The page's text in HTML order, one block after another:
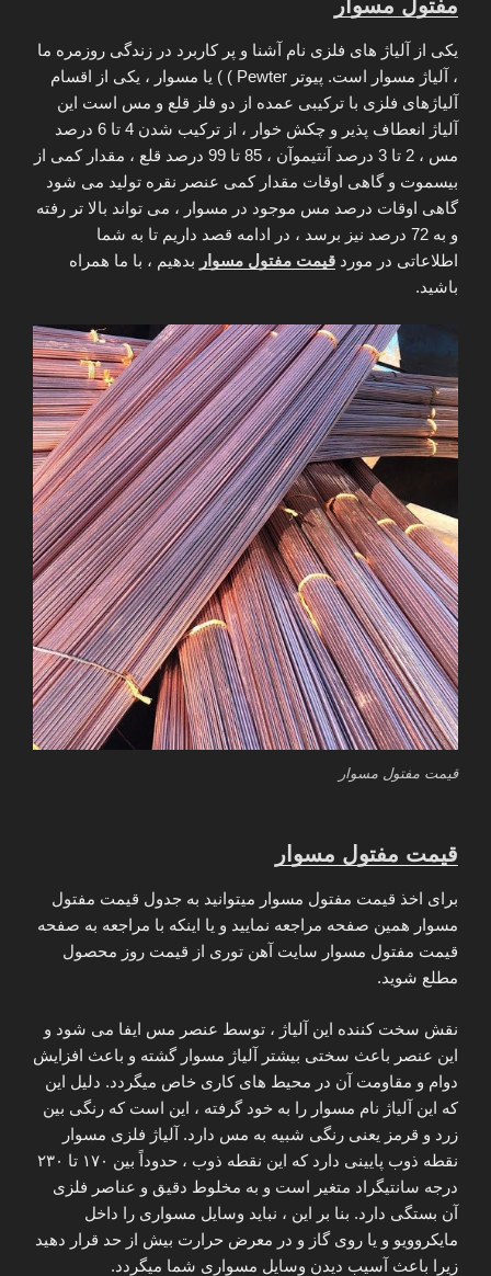
مفتول مسوار
یکی از آلیاژ های فلزی نام آشنا و پر کاربرد در زندگی روزمره ما
، آلیاژ مسوار است. پیوتر Pewter ) ) یا مسوار ، یکی از اقسام
آلیاژهای فلزی با ترکیبی عمده از دو فلز قلع و مس است این
آلیاژ انعطاف پذیر و چکش خوار ، از ترکیب شدن 4 تا 6 درصد
مس ، 2 تا 3 درصد آنتیموآن ، 85 تا 99 درصد قلع ، مقدار کمی از
بیسموت و گاهی اوقات مقدار کمی عنصر نقره تولید می شود
گاهی اوقات درصد مس موجود در مسوار ، می تواند بالا تر رفته
و به 72 درصد نیز برسد ، در ادامه قصد داریم تا به شما
اطلاعاتی در مورد قیمت مفتول مسوار بدهیم ، با ما همراه
باشید.
قیمت مفتول مسوار
قیمت مفتول مسوار
برای اخذ قیمت مفتول مسوار میتوانید به جدول قیمت مفتول
مسوار همین صفحه مراجعه نمایید و یا اینکه با مراجعه به صفحه
قیمت مفتول مسوار سایت آهن توری از قیمت روز محصول
مطلع شوید.
نقش سخت کننده این آلیاژ ، توسط عنصر مس ایفا می شود و
این عنصر باعث سختی بیشتر آلیاژ مسوار گشته و باعث افزایش
دوام و مقاومت آن در محیط های کاری خاص میگردد. دلیل این
که این آلیاژ نام مسوار را به خود گرفته ، این است که رنگی بین
زرد و قرمز یعنی رنگی شبیه به مس دارد. آلیاژ فلزی مسوار
نقطه ذوب پایینی دارد که این نقطه ذوب ، حدوداً بین ۱۷۰ تا ۲۳۰
درجه سانتیگراد متغیر است و به مخلوط دقیق و عناصر فلزی
آن بستگی دارد. بنا بر این ، نباید وسایل مسواری را داخل
مایکروویو و یا روی گاز و در معرض حرارت بیش از حد قرار دهید
زیرا باعث آسیب دیدن وسایل مسواری شما میگردد.